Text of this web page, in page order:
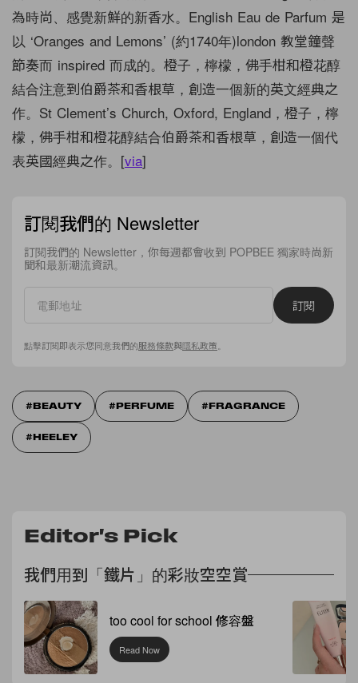
為時尚、感覺新鮮的新香水。English Eau de Parfum 是
以 ‘Oranges and Lemons’ (約1740年)london 教堂鐘聲
節奏而 inspired 而成的。橙子，檸檬，佛手柑和橙花醇
結合注意到伯爵茶和香根草，創造一個新的英文經典之
作。St Clement’s Church, Oxford, England，橙子，檸
檬，佛手柑和橙花醇結合伯爵茶和香根草，創造一個代
表英國經典之作。[via]
訂閱我們的 Newsletter
訂閱我們的 Newsletter，你每週都會收到 POPBEE 獨家時尚新
聞和最新潮流資訊。
訂閱
點擊訂閱即表示您同意我們的服務條款與隱私政策
BEAUTY PERFUME FRAGRANCE
HEELEY
Editor's Pick
我們用到「鐵片」的彩妝空空賞
too cool for school 修容盤
Read Now